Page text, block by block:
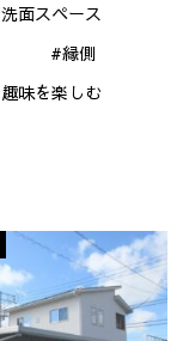
面スペース
#縁側
味を楽しむ